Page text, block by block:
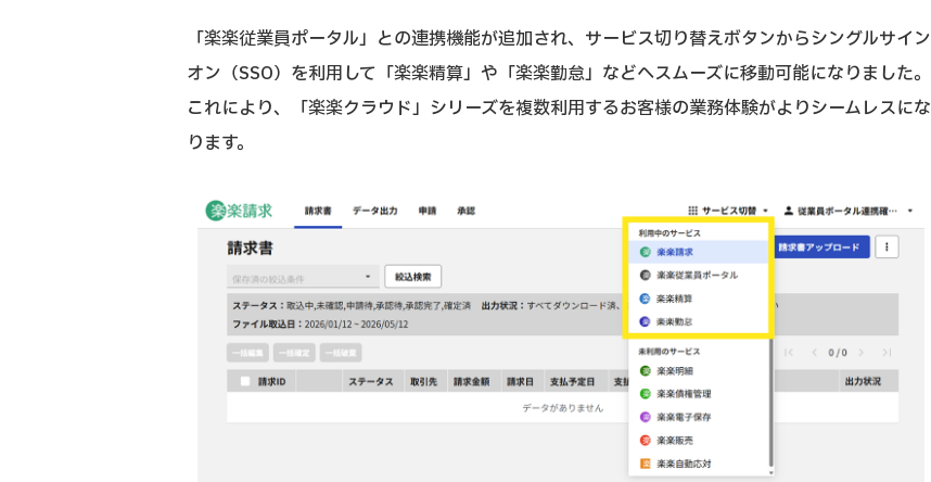
「楽楽従業員ポータル」との連携機能が追加され、サービス切り替えボタンからシングルサイン
オン（SSO）を利用して「楽楽精算」や「楽楽勤怠」などへスムーズに移動可能になりました。
これにより、「楽楽クラウド」シリーズを複数利用するお客様の業務体験がよりシームレスにな
ります。